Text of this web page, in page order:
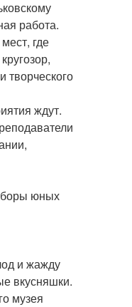
работа.
где
творческого
ждут.
юных
и жажду
вкусняшки.
музея